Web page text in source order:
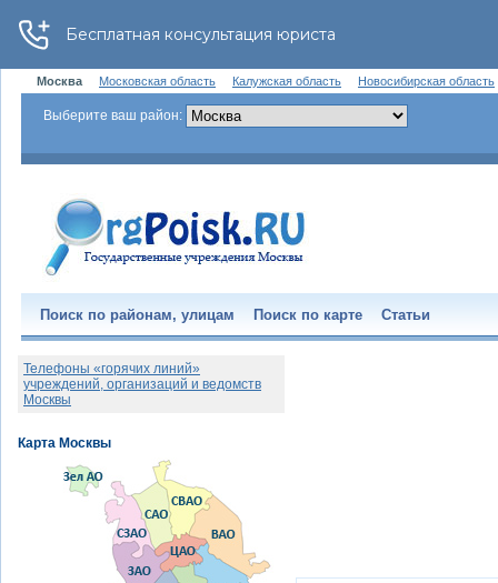
Москва Московская область Калужская область Новосибирская область
Выберите ваш район:
Поиск по районам, улицам Поиск по карте Статьи
Телефоны «горячих линий»
учреждений, организаций и ведомств
Москвы